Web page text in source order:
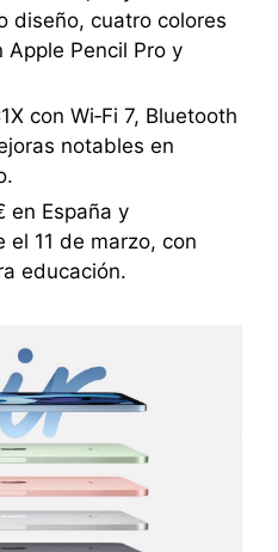
diseño, cuatro colores
Pencil Pro y
con Wi‑Fi 7, Bluetooth
notables en
en España y
11 de marzo, con
educación.